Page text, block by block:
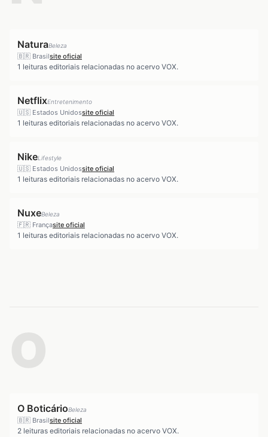
NaturaBeleza
🇧🇷 Brasilsite oficial
1 leituras editoriais relacionadas no acervo VOX.
NetflixEntretenimento
🇺🇸 Estados Unidossite oficial
1 leituras editoriais relacionadas no acervo VOX.
NikeLifestyle
🇺🇸 Estados Unidossite oficial
1 leituras editoriais relacionadas no acervo VOX.
NuxeBeleza
🇫🇷 Françasite oficial
1 leituras editoriais relacionadas no acervo VOX.
O BoticárioBeleza
🇧🇷 Brasilsite oficial
2 leituras editoriais relacionadas no acervo VOX.